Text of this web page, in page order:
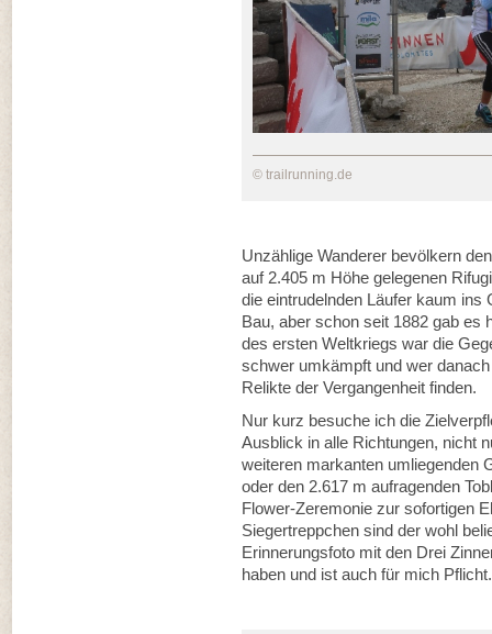
© trailrunning.de
Unzählige Wanderer bevölkern
auf 2.405 m Höhe gelegenen
die eintrudelnden Läufer kaum ins
Bau, aber schon seit 1882 gab es
des ersten Weltkriegs war die
schwer umkämpft und wer
Relikte der Vergangenheit finden.
Nur kurz besuche ich die
Ausblick in alle Richtungen, nicht
weiteren markanten umliegenden
oder den 2.617 m aufragenden
Flower-Zeremonie zur sofortigen
Siegertreppchen sind der wohl
Erinnerungsfoto mit den Drei
haben und ist auch für mich Pflicht.